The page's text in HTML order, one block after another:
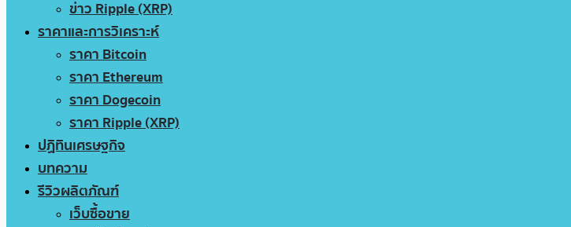
ข่าว Ripple (XRP)
ราคาและการวิเคราะห์
ราคา Bitcoin
ราคา Ethereum
ราคา Dogecoin
ราคา Ripple (XRP)
ปฏิทินเศรษฐกิจ
บทความ
รีวิวผลิตภัณฑ์
เว็บซื้อขาย